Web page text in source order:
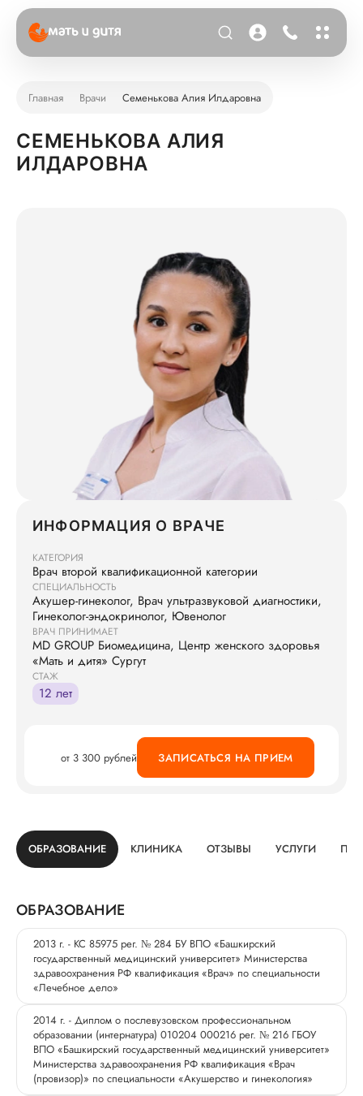
Главная Врачи Семенькова Алия Илдаровна
СЕМЕНЬКОВА АЛИЯ
ИЛДАРОВНА
ИНФОРМАЦИЯ О ВРАЧЕ
КАТЕГОРИЯ
Врач второй квалификационной категории
СПЕЦИАЛЬНОСТЬ
Акушер-гинеколог, Врач ультразвуковой диагностики,
Гинеколог-эндокринолог, Ювенолог
ВРАЧ ПРИНИМАЕТ
MD GROUP Биомедицина, Центр женского здоровья
«Мать и дитя» Сургут
СТАЖ
12 лет
от 3 300 рублей ЗАПИСАТЬСЯ НА ПРИЕМ
ОБРАЗОВАНИЕ КЛИНИКА ОТЗЫВЫ УСЛУГИ
ОБРАЗОВАНИЕ
2013 г. - КС 85975 рег. № 284 БУ ВПО «Башкирский
государственный медицинский университет» Министерства
здравоохранения РФ квалификация «Врач» по специальности
«Лечебное дело»
2014 г. - Диплом о послевузовском профессиональном
образовании (интернатура) 010204 000216 рег. № 216 ГБОУ
ВПО «Башкирский государственный медицинский университет»
Министерства здравоохранения РФ квалификация «Врач
(провизор)» по специальности «Акушерство и гинекология»